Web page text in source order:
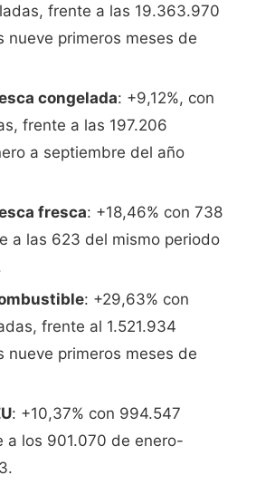
frente a las 19.363.970
nueve primeros meses de
congelada: +9,12%, con
frente a las 197.206
a septiembre del año
fresca: +18,46% con 738
a las 623 del mismo periodo
: +29,63% con
frente al 1.521.934
nueve primeros meses de
: +10,37% con 994.547
a los 901.070 de enero-